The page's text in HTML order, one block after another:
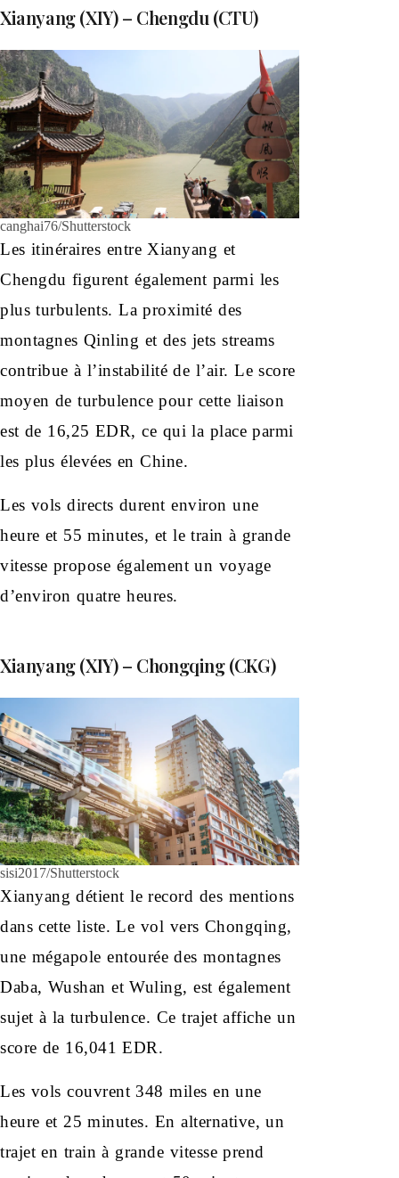
Xianyang (XIY) – Chengdu (CTU)
canghai76/Shutterstock
Les itinéraires entre Xianyang et
Chengdu figurent également parmi les
plus turbulents. La proximité des
montagnes Qinling et des jets streams
contribue à l’instabilité de l’air. Le score
moyen de turbulence pour cette liaison
est de 16,25 EDR, ce qui la place parmi
les plus élevées en Chine.
Les vols directs durent environ une
heure et 55 minutes, et le train à grande
vitesse propose également un voyage
d’environ quatre heures.
Xianyang (XIY) – Chongqing (CKG)
sisi2017/Shutterstock
Xianyang détient le record des mentions
dans cette liste. Le vol vers Chongqing,
une mégapole entourée des montagnes
Daba, Wushan et Wuling, est également
sujet à la turbulence. Ce trajet affiche un
score de 16,041 EDR.
Les vols couvrent 348 miles en une
heure et 25 minutes. En alternative, un
trajet en train à grande vitesse prend